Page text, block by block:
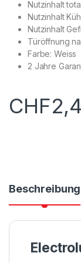
Nutzinhalt
Nutzinhalt
Nutzinhalt
Türöffnung
Farbe: Weiss
2 Jahre
CHF
Beschreibung